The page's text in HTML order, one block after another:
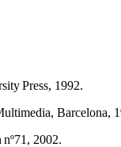
Press, 1992.
Barcelona,
2002.